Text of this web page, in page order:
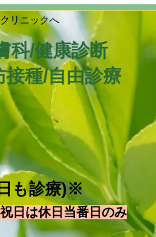
リニックへ
科/健康診断
種/自由診療
も診療)※
日は休日当番日のみ